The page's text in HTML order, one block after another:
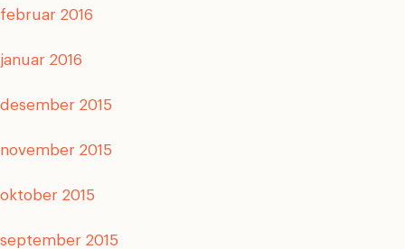
februar 2016
januar 2016
desember 2015
november 2015
oktober 2015
september 2015